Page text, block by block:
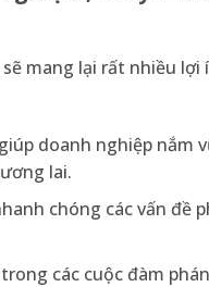
mang lại rất nhiều
doanh nghiệp nắm
lai.
chóng các vấn đề
các cuộc đàm